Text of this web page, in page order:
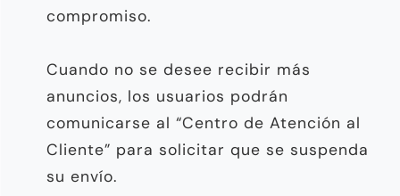
compromiso.
Cuando no se desee recibir más
anuncios, los usuarios podrán
comunicarse al “Centro de Atención al
Cliente” para solicitar que se suspenda
su envío.